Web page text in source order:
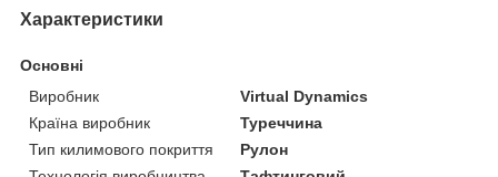
Характеристики
Основні
Виробник
Virtual Dynamics
Країна виробник
Туреччина
Тип килимового покриття
Рулон